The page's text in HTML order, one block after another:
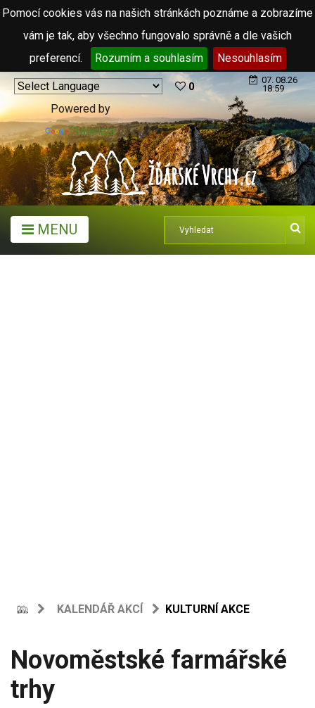
Pomocí cookies vás na našich stránkách poznáme a zobrazíme
vám je tak, aby všechno fungovalo správně a dle vašich
preferencí.
Rozumím a souhlasím Nesouhlasím
Powered by
Translate
0
07. 08.26
18:59
MENU
KALENDÁŘ AKCÍ KULTURNÍ AKCE
Novoměstské farmářské
trhy